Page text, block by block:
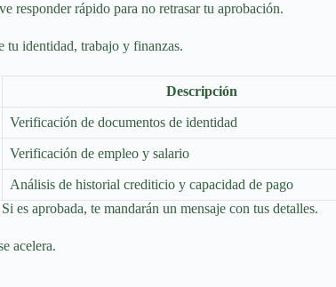
responder rápido para no retrasar tu aprobación.
tu identidad, trabajo y finanzas.
Descripción
Verificación de documentos de identidad
Verificación de empleo y salario
Análisis de historial crediticio y capacidad de pago
es aprobada, te mandarán un mensaje con tus detalles.
acelera.